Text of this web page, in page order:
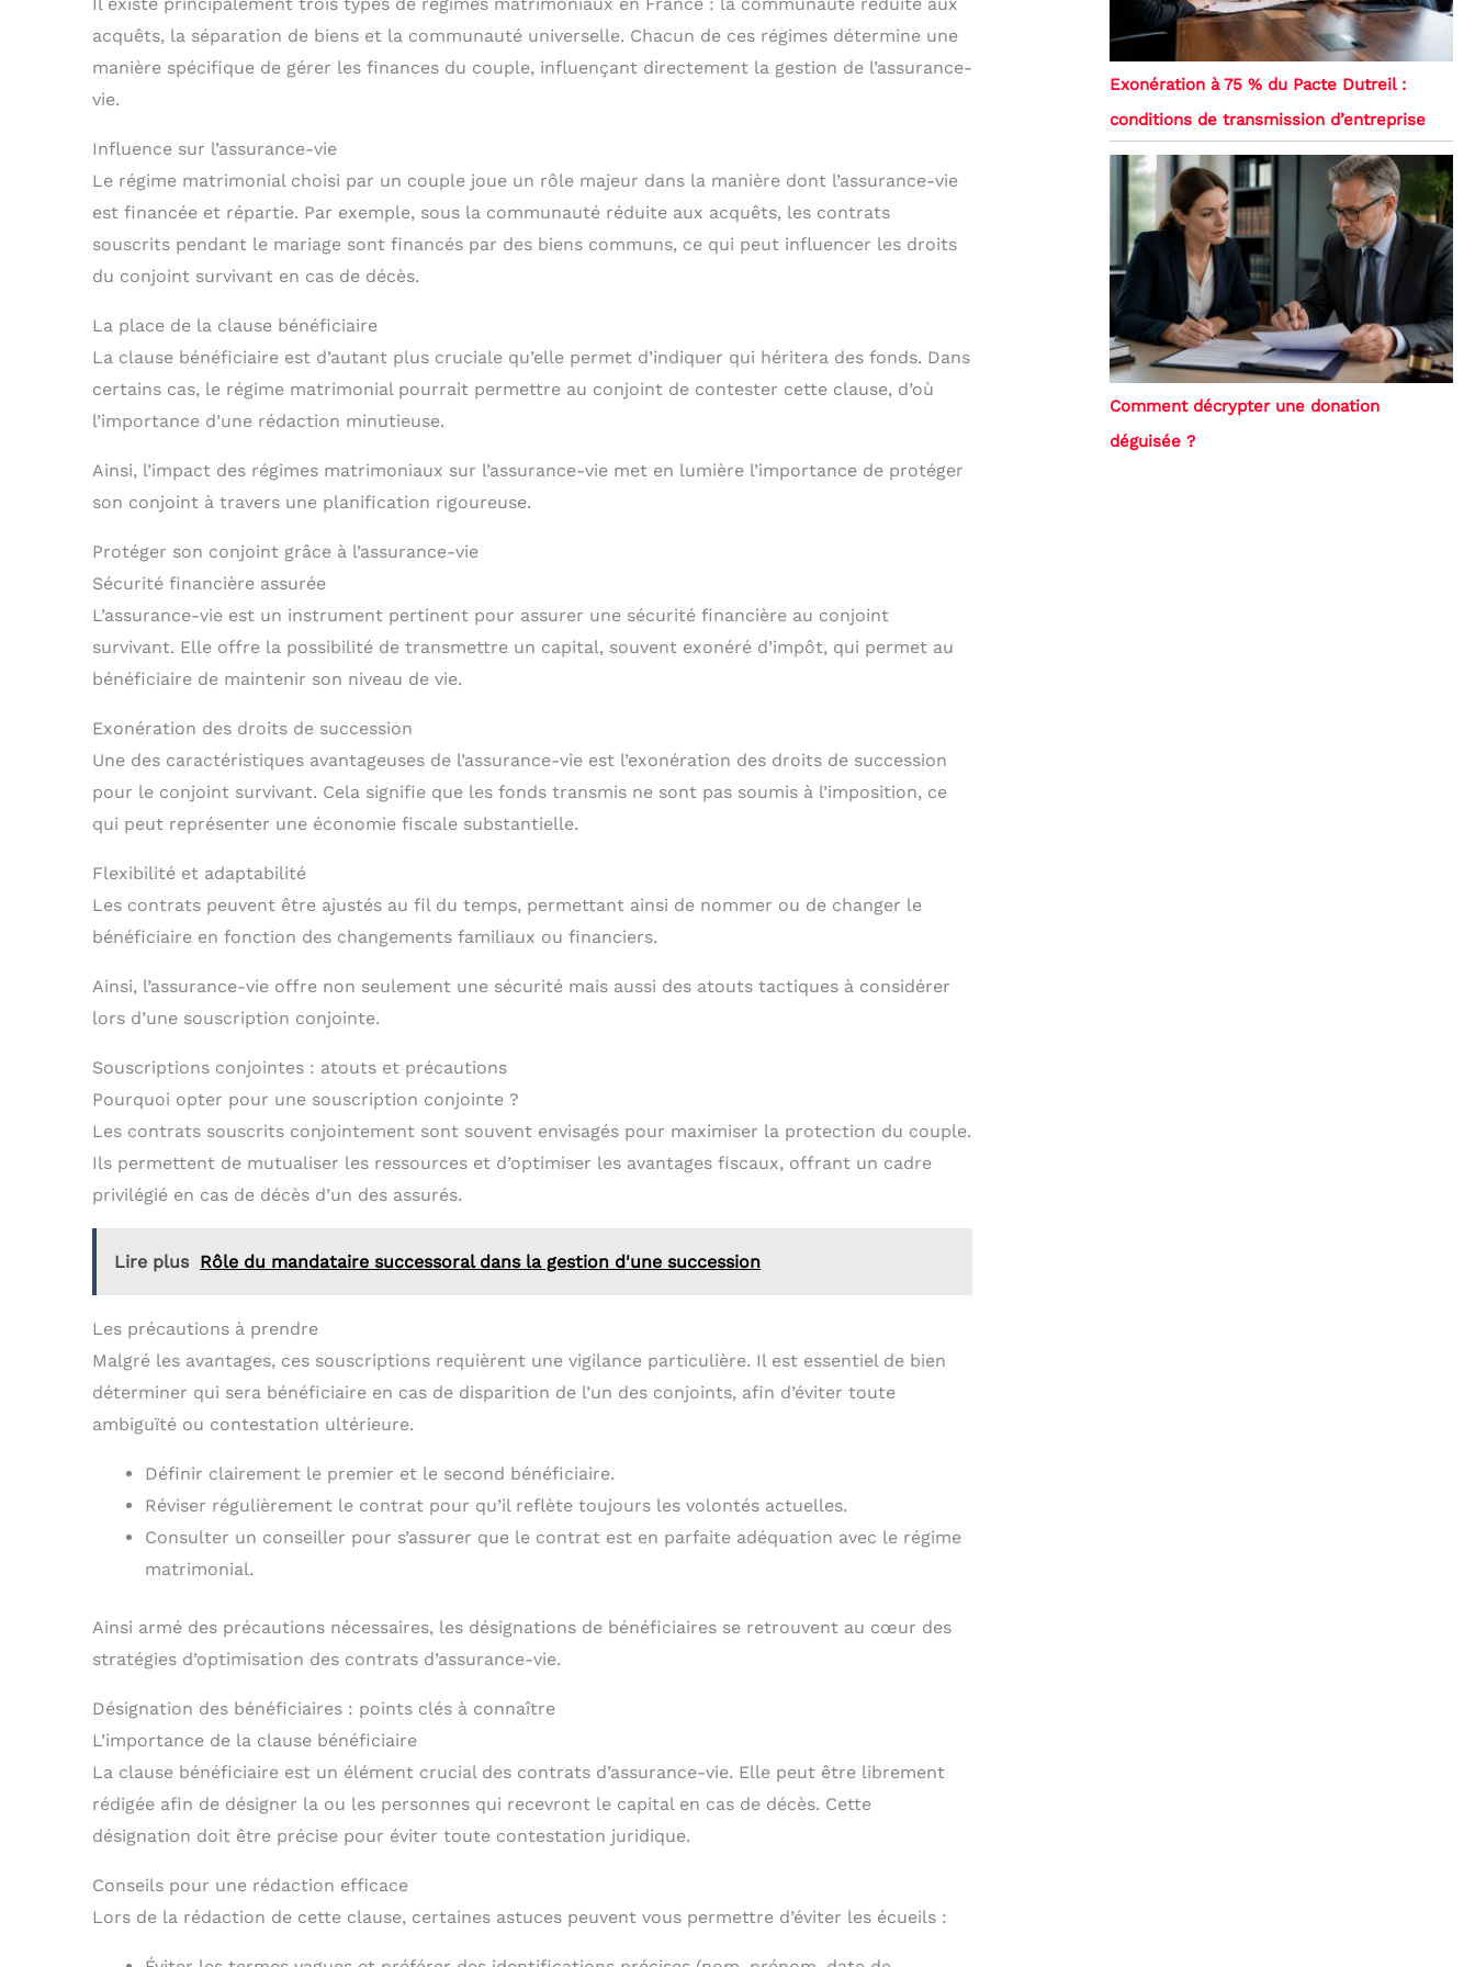
Il existe principalement trois types de régimes matrimoniaux en France : la communauté réduite aux
acquêts, la séparation de biens et la communauté universelle. Chacun de ces régimes détermine une
manière spécifique de gérer les finances du couple, influençant directement la gestion de l’assurance-
vie.
Influence sur l’assurance-vie
Le régime matrimonial choisi par un couple joue un rôle majeur dans la manière dont l’assurance-vie
est financée et répartie. Par exemple, sous la communauté réduite aux acquêts, les contrats
souscrits pendant le mariage sont financés par des biens communs, ce qui peut influencer les droits
du conjoint survivant en cas de décès.
La place de la clause bénéficiaire
La clause bénéficiaire est d’autant plus cruciale qu’elle permet d’indiquer qui héritera des fonds. Dans
certains cas, le régime matrimonial pourrait permettre au conjoint de contester cette clause, d’où
l’importance d’une rédaction minutieuse.
Ainsi, l’impact des régimes matrimoniaux sur l’assurance-vie met en lumière l’importance de protéger
son conjoint à travers une planification rigoureuse.
Protéger son conjoint grâce à l’assurance-vie
Sécurité financière assurée
L’assurance-vie est un instrument pertinent pour assurer une sécurité financière au conjoint
survivant. Elle offre la possibilité de transmettre un capital, souvent exonéré d’impôt, qui permet au
bénéficiaire de maintenir son niveau de vie.
Exonération des droits de succession
Une des caractéristiques avantageuses de l’assurance-vie est l’exonération des droits de succession
pour le conjoint survivant. Cela signifie que les fonds transmis ne sont pas soumis à l’imposition, ce
qui peut représenter une économie fiscale substantielle.
Flexibilité et adaptabilité
Les contrats peuvent être ajustés au fil du temps, permettant ainsi de nommer ou de changer le
bénéficiaire en fonction des changements familiaux ou financiers.
Ainsi, l’assurance-vie offre non seulement une sécurité mais aussi des atouts tactiques à considérer
lors d’une souscription conjointe.
Souscriptions conjointes : atouts et précautions
Pourquoi opter pour une souscription conjointe ?
Les contrats souscrits conjointement sont souvent envisagés pour maximiser la protection du couple.
Ils permettent de mutualiser les ressources et d’optimiser les avantages fiscaux, offrant un cadre
privilégié en cas de décès d’un des assurés.
Lire plus Rôle du mandataire successoral dans la gestion d'une succession
Les précautions à prendre
Malgré les avantages, ces souscriptions requièrent une vigilance particulière. Il est essentiel de bien
déterminer qui sera bénéficiaire en cas de disparition de l’un des conjoints, afin d’éviter toute
ambiguïté ou contestation ultérieure.
Définir clairement le premier et le second bénéficiaire.
Réviser régulièrement le contrat pour qu’il reflète toujours les volontés actuelles.
Consulter un conseiller pour s’assurer que le contrat est en parfaite adéquation avec le régime
matrimonial.
Ainsi armé des précautions nécessaires, les désignations de bénéficiaires se retrouvent au cœur des
stratégies d’optimisation des contrats d’assurance-vie.
Désignation des bénéficiaires : points clés à connaître
L’importance de la clause bénéficiaire
La clause bénéficiaire est un élément crucial des contrats d’assurance-vie. Elle peut être librement
rédigée afin de désigner la ou les personnes qui recevront le capital en cas de décès. Cette
désignation doit être précise pour éviter toute contestation juridique.
Conseils pour une rédaction efficace
Lors de la rédaction de cette clause, certaines astuces peuvent vous permettre d’éviter les écueils :
Exonération à 75 % du Pacte Dutreil :
conditions de transmission d’entreprise
Comment décrypter une donation
déguisée ?